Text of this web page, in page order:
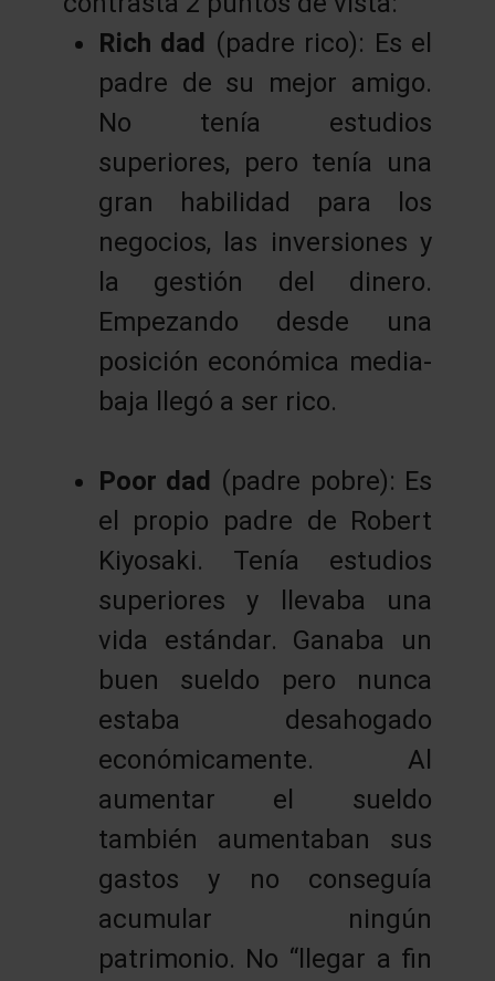
Rich dad (padre rico): Es el
padre de su mejor amigo.
No tenía estudios
superiores, pero tenía una
gran habilidad para los
negocios, las inversiones y
la gestión del dinero.
Empezando desde una
posición económica media-
baja llegó a ser rico.
Poor dad (padre pobre): Es
el propio padre de Robert
Kiyosaki. Tenía estudios
superiores y llevaba una
vida estándar. Ganaba un
buen sueldo pero nunca
estaba desahogado
económicamente. Al
aumentar el sueldo
también aumentaban sus
gastos y no conseguía
acumular ningún
patrimonio. No “llegar a fin